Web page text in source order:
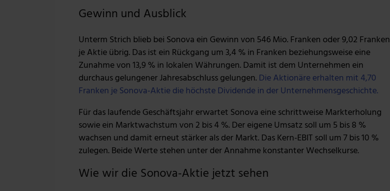
Gewinn und Ausblick
Unterm Strich blieb bei Sonova ein Gewinn von 546 Mio. Franken oder 9,02 Franken
je Aktie übrig. Das ist ein Rückgang um 3,4 % in Franken beziehungsweise eine
Zunahme von 13,9 % in lokalen Währungen. Damit ist dem Unternehmen ein
durchaus gelungener Jahresabschluss gelungen.Die Aktionäre erhalten mit 4,70
Franken je Sonova-Aktie die höchste Dividende in der Unternehmensgeschichte.
Für das laufende Geschäftsjahr erwartet Sonova eine schrittweise Markterholung
sowie ein Marktwachstum von 2 bis 4 %. Der eigene Umsatz soll um 5 bis 8 %
wachsen und damit erneut stärker als der Markt. Das Kern-EBIT soll um 7 bis 10 %
zulegen. Beide Werte stehen unter der Annahme konstanter Wechselkurse.
Wie wir die Sonova-Aktie jetzt sehen